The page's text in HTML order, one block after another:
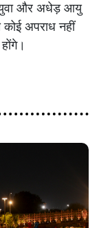
युवा और अधेड़ आयु
अपराध नहीं